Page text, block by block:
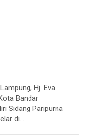
Hj. Eva
Bandar
Sidang Paripurna
di…